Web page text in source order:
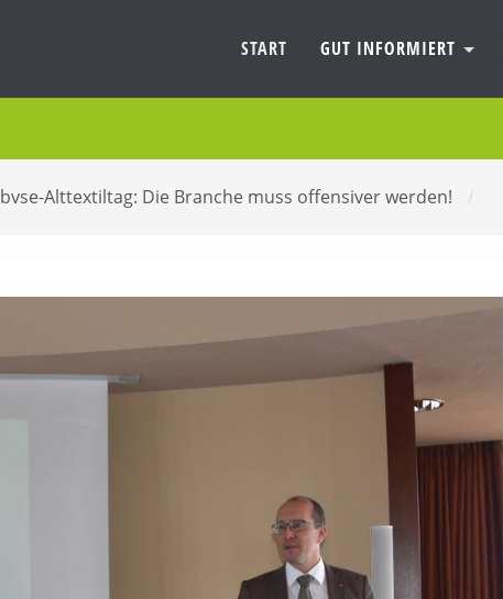
START GUT INFORMIERT
bvse-Alttextiltag: Die Branche muss offensiver werden! /